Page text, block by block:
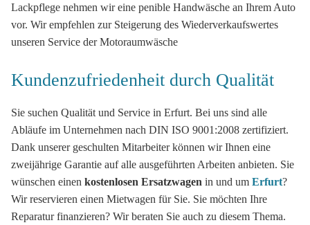
Lackpflege nehmen wir eine penible Handwäsche an Ihrem Auto
vor. Wir empfehlen zur Steigerung des Wiederverkaufswertes
unseren Service der Motoraumwäsche
Kundenzufriedenheit durch Qualität
Sie suchen Qualität und Service in Erfurt. Bei uns sind alle
Abläufe im Unternehmen nach DIN ISO 9001:2008 zertifiziert.
Dank unserer geschulten Mitarbeiter können wir Ihnen eine
zweijährige Garantie auf alle ausgeführten Arbeiten anbieten. Sie
wünschen einen kostenlosen Ersatzwagen in und um Erfurt?
Wir reservieren einen Mietwagen für Sie. Sie möchten Ihre
Reparatur finanzieren? Wir beraten Sie auch zu diesem Thema.